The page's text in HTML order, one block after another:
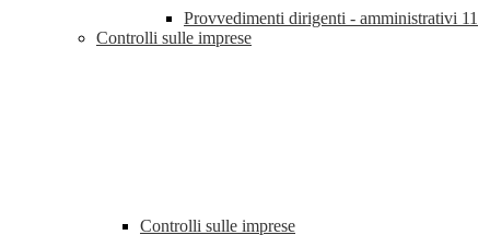
Provvedimenti dirigenti - amministrativi 11
Controlli sulle imprese
Controlli sulle imprese